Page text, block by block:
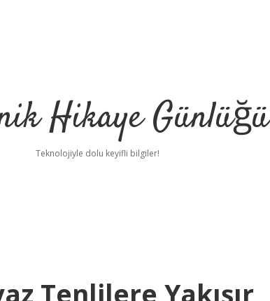
Hikaye Günlüğü
Teknolojiyle dolu keyifli bilgiler!
Tenlilere Yakışır